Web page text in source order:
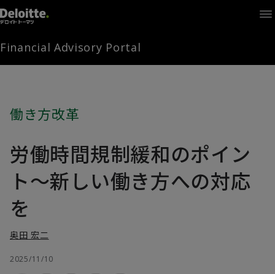
Home
Times
Channel
Library
お問い合わせ
FAMとは
FA Portal
Financial Advisory Portal
働き方改革
労働時間規制緩和のポイン
ト～新しい働き方への対応
を
奥田 宏二
2025/11/10